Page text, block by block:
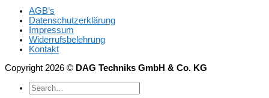
AGB’s
Datenschutzerklärung
Impressum
Widerrufsbelehrung
Kontakt
Copyright 2026 © DAG Techniks GmbH & Co. KG